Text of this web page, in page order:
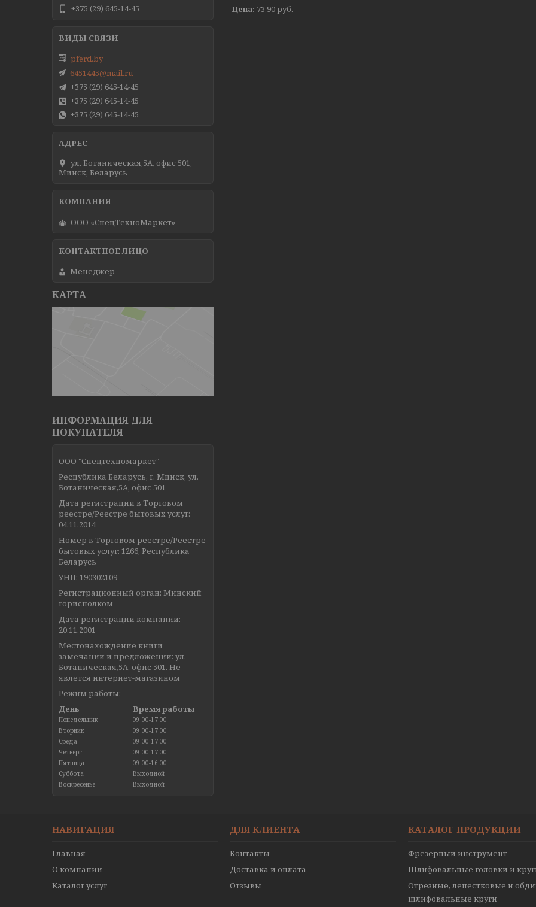
Цена: 73,90 руб.
+375 (29) 645-14-45
pferd.by
6451445@mail.ru
+375 (29) 645-14-45
+375 (29) 645-14-45
+375 (29) 645-14-45
ул. Ботаническая,5А, офис 501,
Минск, Беларусь
ООО «СпецТехноМаркет»
Менеджер
КАРТА
ИНФОРМАЦИЯ ДЛЯ
ПОКУПАТЕЛЯ
ООО "Спецтехномаркет"
Республика Беларусь, г. Минск, ул.
Ботаническая,5А, офис 501
Дата регистрации в Торговом
реестре/Реестре бытовых услуг:
04.11.2014
Номер в Торговом реестре/Реестре
бытовых услуг: 1266, Республика
Беларусь
УНП: 190302109
Регистрационный орган: Минский
горисполком
Дата регистрации компании:
20.11.2001
Местонахождение книги
замечаний и предложений: ул.
Ботаническая,5А, офис 501. Не
явлется интернет-магазином
Режим работы:
День
Время работы
Понедельник
09:00-17:00
Вторник
09:00-17:00
Среда
09:00-17:00
Четверг
09:00-17:00
Пятница
09:00-16:00
Суббота
Выходной
Воскресенье
Выходной
НАВИГАЦИЯ
Главная
О компании
Каталог услуг
ДЛЯ КЛИЕНТА
Контакты
Доставка и оплата
Отзывы
КАТАЛОГ ПРОДУКЦИИ
Фрезерный инструмент
Шлифовальные головки и
Отрезные, лепестковые и
шлифовальные круги